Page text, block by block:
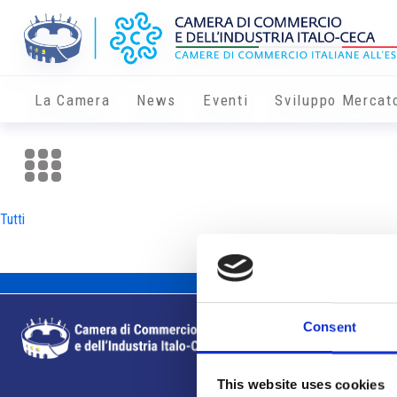
Consent
This website uses cookies
La Camera News Eventi Sviluppo
Tutti